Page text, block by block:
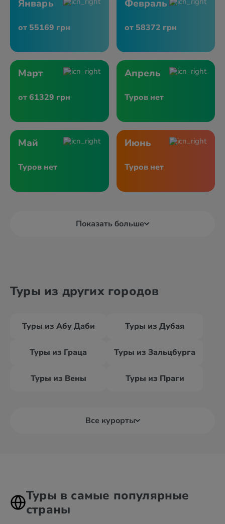
Январь
от 55169 грн
Февраль
от 58372 грн
Март
от 61329 грн
Апрель
Туров нет
Май
Туров нет
Июнь
Туров нет
Показать больше
Туры из других городов
Туры из Абу Даби Туры из Дубая
Туры из Граца Туры из Зальцбурга
Туры из Вены Туры из Праги
Все курорты
Туры в самые популярные
страны